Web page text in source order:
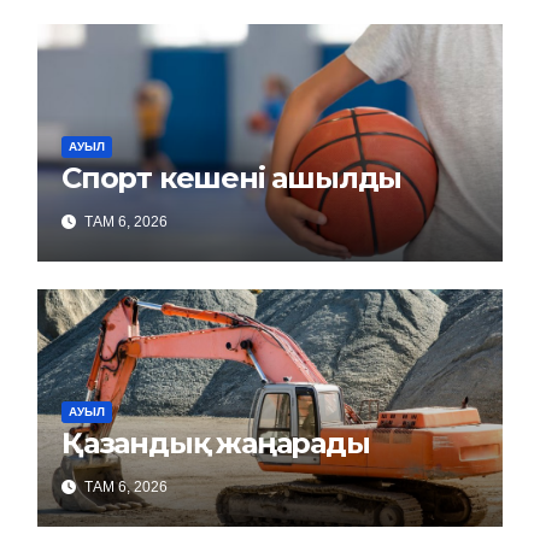
АУЫЛ
Спорт кешені ашылды
ТАМ 6, 2026
АУЫЛ
Қазандық жаңарады
ТАМ 6, 2026